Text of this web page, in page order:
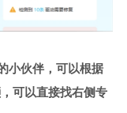
小伙伴，可以根据
可以直接找右侧专